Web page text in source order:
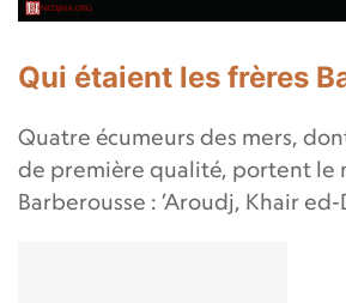
Qui étaient les frères
Quatre écumeurs des mers,
de première qualité, portent le
Barberousse : ’Aroudj, Khair